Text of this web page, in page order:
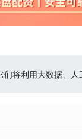
将利用大数据、